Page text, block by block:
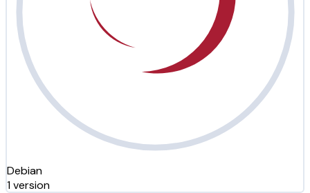
Debian
1 version